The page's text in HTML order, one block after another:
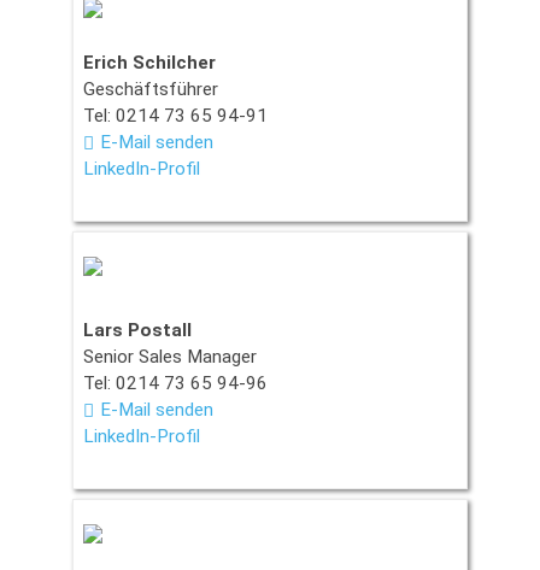
Erich Schilcher
Geschäftsführer
Tel: 0214 73 65 94-91
E-Mail senden
LinkedIn-Profil
Lars Postall
Senior Sales Manager
Tel: 0214 73 65 94-96
E-Mail senden
LinkedIn-Profil